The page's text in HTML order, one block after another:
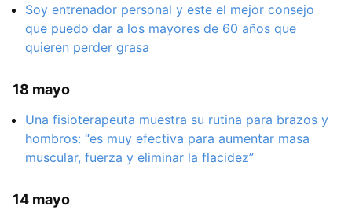
Soy entrenador personal y este el mejor consejo
que puedo dar a los mayores de 60 años que
quieren perder grasa
18 mayo
Una fisioterapeuta muestra su rutina para brazos y
hombros: “es muy efectiva para aumentar masa
muscular, fuerza y eliminar la flacidez”
14 mayo